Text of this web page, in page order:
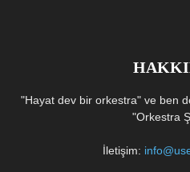
"Hayat dev bir orkestra" ve ben
"Orkestra
İletişim: